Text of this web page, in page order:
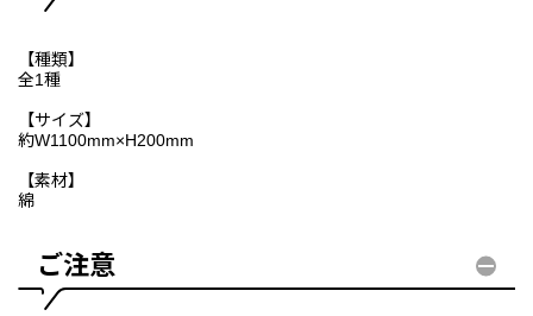
【種類】
全1種
【サイズ】
約W1100mm×H200mm
【素材】
綿
ご注意